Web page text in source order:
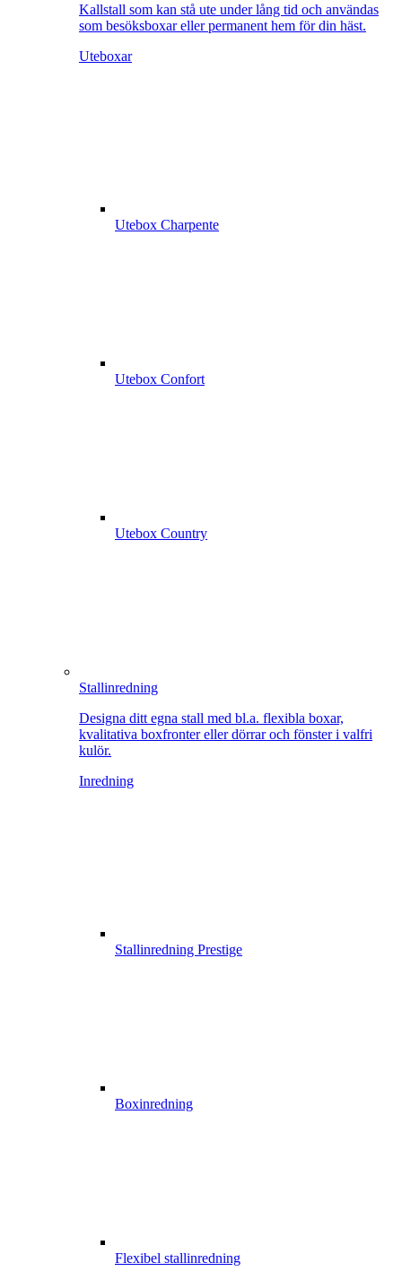
Kallstall som kan stå ute under lång tid och användas
som besöksboxar eller permanent hem för din häst.
Uteboxar
Utebox Charpente
Utebox Confort
Utebox Country
Stallinredning
Designa ditt egna stall med bl.a. flexibla boxar,
kvalitativa boxfronter eller dörrar och fönster i valfri
kulör.
Inredning
Stallinredning Prestige
Boxinredning
Flexibel stallinredning